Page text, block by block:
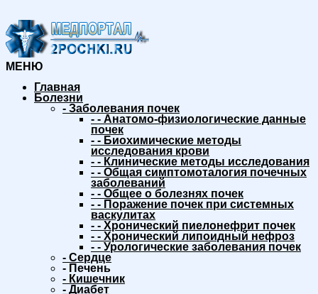
МЕНЮ
Главная
Болезни
- Заболевания почек
- - Анатомо-физиологические данные
почек
- - Биохимические методы
исследования крови
- - Клинические методы исследования
- - Общая симптомоталогия почечных
заболеваний
- - Общее о болезнях почек
- - Поражение почек при системных
васкулитах
- - Хронический пиелонефрит почек
- - Хронический липоидный нефроз
- - Урологические заболевания почек
- Сердце
- Печень
- Кишечник
- Диабет